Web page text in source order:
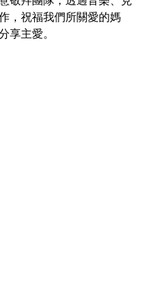
，祝福我們所關愛的媽
享主愛。